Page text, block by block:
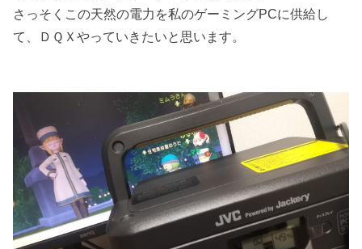
さっそくこの天然の電力を私のゲーミングPCに供給し
て、ＤＱＸやっていきたいと思います。